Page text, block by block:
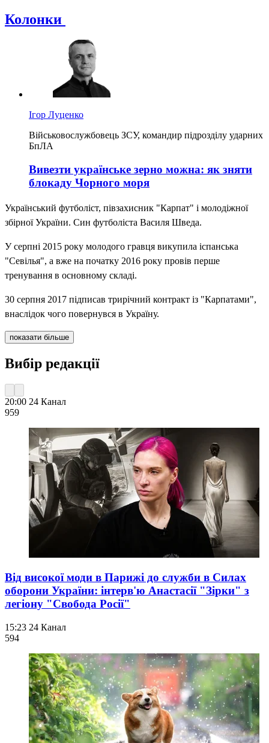
Колонки
Ігор Луценко
Військовослужбовець ЗСУ, командир підрозділу ударних
БпЛА
Вивезти українське зерно можна: як зняти
блокаду Чорного моря
Український футболіст, півзахисник "Карпат" і молодіжної
збірної України. Син футболіста Василя Шведа.
У серпні 2015 року молодого гравця викупила іспанська
"Севілья", а вже на початку 2016 року провів перше
тренування в основному складі.
30 серпня 2017 підписав трирічний контракт із "Карпатами",
внаслідок чого повернувся в Україну.
показати більше
Вибір редакції
20:00 24 Канал
959
Від високої моди в Парижі до служби в Силах
оборони України: інтерв'ю Анастасії "Зірки" з
легіону "Свобода Росії"
15:23 24 Канал
594